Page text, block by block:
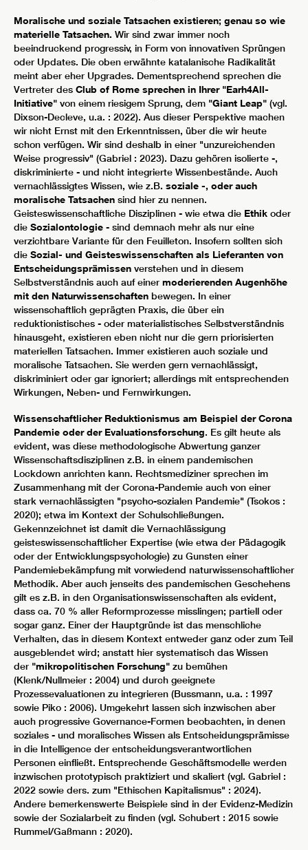
Moralische und soziale Tatsachen existieren; genau so wie
materielle Tatsachen. Wir sind zwar immer noch
beeindruckend progressiv, in Form von innovativen Sprüngen
oder Updates. Die oben erwähnte katalanische Radikalität
meint aber eher Upgrades. Dementsprechend sprechen die
Vertreter des Club of Rome sprechen in Ihrer "Earh4All-
Initiative" von einem riesigem Sprung, dem "Giant Leap" (vgl.
Dixson-Decleve, u.a. : 2022). Aus dieser Perspektive machen
wir nicht Ernst mit den Erkenntnissen, über die wir heute
schon verfügen. Wir sind deshalb in einer "unzureichenden
Weise progressiv" (Gabriel : 2023). Dazu gehören isolierte -,
diskriminierte - und nicht integrierte Wissenbestände. Auch
vernachlässigtes Wissen, wie z.B. soziale -, oder auch
moralische Tatsachen sind hier zu nennen.
Geisteswissenschaftliche Disziplinen - wie etwa die Ethik oder
die Sozialontologie - sind demnach mehr als nur eine
verzichtbare Variante für den Feuilleton. Insofern sollten sich
die Sozial- und Geisteswissenschaften als Lieferanten von
Entscheidungsprämissen verstehen und in diesem
Selbstverständnis auch auf einer moderierenden Augenhöhe
mit den Naturwissenschaften bewegen. In einer
wissenschaftlich geprägten Praxis, die über ein
reduktionistisches - oder materialistisches Selbstverständnis
hinausgeht, existieren eben nicht nur die gern priorisierten
materiellen Tatsachen. Immer existieren auch soziale und
moralische Tatsachen. Sie werden gern vernachlässigt,
diskriminiert oder gar ignoriert; allerdings mit entsprechenden
Wirkungen, Neben- und Fernwirkungen.
Wissenschaftlicher Reduktionismus am Beispiel der Corona
Pandemie oder der Evaluationsforschung. Es gilt heute als
evident, was diese methodologische Abwertung ganzer
Wissenschaftsdisziplinen z.B. in einem pandemischen
Lockdown anrichten kann. Rechtsmediziner sprechen im
Zusammenhang mit der Corona-Pandemie auch von einer
stark vernachlässigten "psycho-sozialen Pandemie" (Tsokos :
2020); etwa im Kontext der Schulschließungen.
Gekennzeichnet ist damit die Vernachlässigung
geisteswissenschaftlicher Expertise (wie etwa der Pädagogik
oder der Entwicklungspsychologie) zu Gunsten einer
Pandemiebekämpfung mit vorwiedend naturwissenschaftlicher
Methodik. Aber auch jenseits des pandemischen Geschehens
gilt es z.B. in den Organisationswissenschaften als evident,
dass ca. 70 % aller Reformprozesse misslingen; partiell oder
sogar ganz. Einer der Hauptgründe ist das menschliche
Verhalten, das in diesem Kontext entweder ganz oder zum Teil
ausgeblendet wird; anstatt hier systematisch das Wissen
der "mikropolitischen Forschung" zu bemühen
(Klenk/Nullmeier : 2004) und durch geeignete
Prozessevaluationen zu integrieren (Bussmann, u.a. : 1997
sowie Piko : 2006). Umgekehrt lassen sich inzwischen aber
auch progressive Governance-Formen beobachten, in denen
soziales - und moralisches Wissen als Entscheidungsprämisse
in die Intelligence der entscheidungsverantwortlichen
Personen einfließt. Entsprechende Geschäftsmodelle werden
inzwischen prototypisch praktiziert und skaliert (vgl. Gabriel :
2022 sowie ders. zum "Ethischen Kapitalismus" : 2024).
Andere bemerkenswerte Beispiele sind in der Evidenz-Medizin
sowie der Sozialarbeit zu finden (vgl. Schubert : 2015 sowie
Rummel/Gaßmann : 2020).